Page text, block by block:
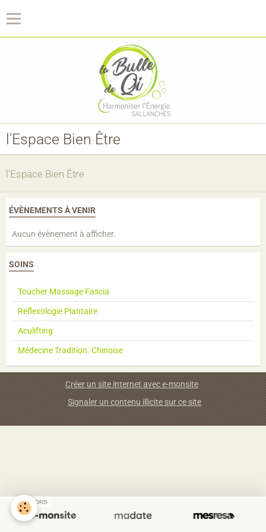
l'Espace Bien Être
l'Espace Bien Être
ÉVÈNEMENTS À VENIR
Aucun évènement à afficher.
SOINS
Toucher Massage Fascia
Réflexologie Plantaire
Aculifting
Médecine Tradition. Chinoise
Créer un site internet avec e-monsite
Signaler un contenu illicite sur ce site
SPONSORS